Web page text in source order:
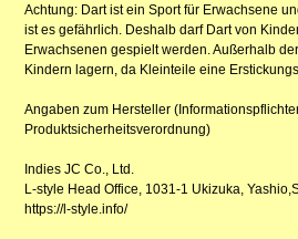
Achtung: Dart ist ein Sport für Erwachsene
ist es gefährlich. Deshalb darf Dart von
Erwachsenen gespielt werden. Außerhalb
Kindern lagern, da Kleinteile eine
Angaben zum Hersteller
Produktsicherheitsverordnung)
Indies JC Co., Ltd.
L-style Head Office, 1031-1 Ukizuka,
https://l-style.info/